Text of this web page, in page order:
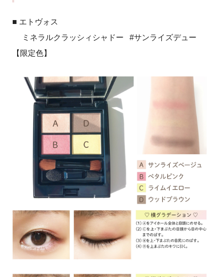
■ エトヴォス
ミネラルクラッシィシャドー #サンライズデュー
【限定色】